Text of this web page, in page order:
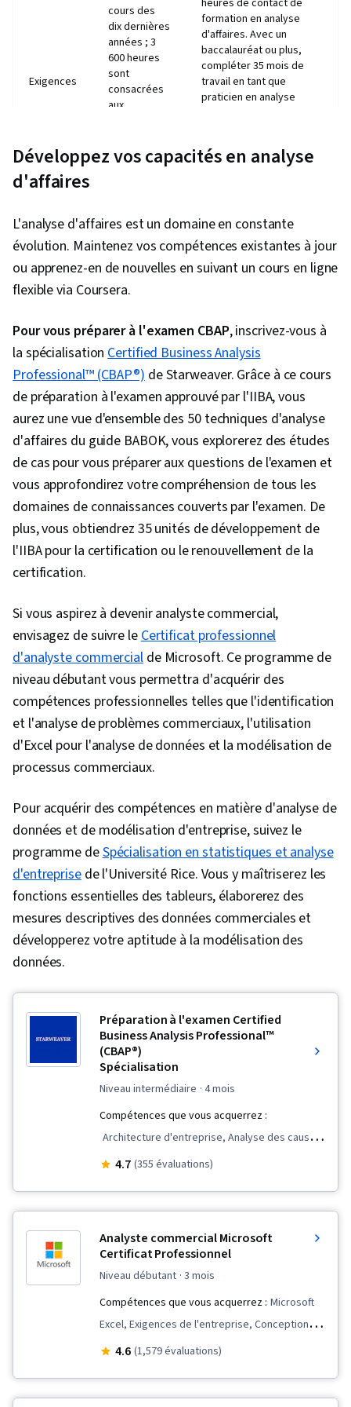
projet, Stratégies de communication,
Engagement des parties prenantes,
Atténuation des risques, Planification de la
communication, Gestion des risques liés aux
projets, Analyse des risques, Communication,
Stratégies technologiques, Analyse, Analyse
besoins des utilisateurs, Expression orale,
Looker (Logiciel), Conception du projet, Logiciel
d'analyse de données, Analyse opérationnelle,
Méthodologie agile, Modélisation des données,
Exigences
cours des
dix dernières
années ; 3
600 heures
sont
consacrées
aux
combinés ;
35 heures de
dernières
années.
heures de contact de
formation en analyse
d'affaires. Avec un
baccalauréat ou plus,
compléter 35 mois de
travail en tant que
praticien en analyse
formation en analyse
d'affaires. Pour les deux
avoir eu lieu au cours des
8 dernières années.
Examen
120
choix
3,5 heures.
200 questions à choix
Frais
d'examen
Membre :
membre :
505 USD
Membre : 405 USD Non-
membre : 555 USD [5
Développez vos capacités en analyse
d'affaires
L'analyse d'affaires est un domaine en constante
évolution. Maintenez vos compétences existantes à jour
ou apprenez-en de nouvelles en suivant un cours en ligne
flexible via Coursera.
Pour vous préparer à l'examen CBAP, inscrivez-vous à
la spécialisationCertified Business Analysis
Professional™ (CBAP®)de Starweaver. Grâce à ce cours
de préparation à l'examen approuvé par l'IIBA, vous
aurez une vue d'ensemble des 50 techniques d'analyse
d'affaires du guide BABOK, vous explorerez des études
de cas pour vous préparer aux questions de l'examen et
vous approfondirez votre compréhension de tous les
domaines de connaissances couverts par l'examen. De
plus, vous obtiendrez 35 unités de développement de
l'IIBA pour la certification ou le renouvellement de la
certification.
Si vous aspirez à devenir analyste commercial,
envisagez de suivre leCertificat professionnel
d'analyste commercialde Microsoft. Ce programme de
niveau débutant vous permettra d'acquérir des
compétences professionnelles telles que l'identification
et l'analyse de problèmes commerciaux, l'utilisation
d'Excel pour l'analyse de données et la modélisation de
processus commerciaux.
Pour acquérir des compétences en matière d'analyse de
données et de modélisation d'entreprise, suivez le
programme deSpécialisation en statistiques et analyse
d'entreprisede l'Université Rice. Vous y maîtriserez les
fonctions essentielles des tableurs, élaborerez des
mesures descriptives des données commerciales et
développerez votre aptitude à la modélisation des
données.
Préparation à l'examen Certified
Business Analysis Professional™
(CBAP®)
Spécialisation
niveau intermédiaire · 4 mois
Compétences que vous acquerrez :
Architecture d'entreprise, Analyse des causes
profondes, Engagement des parties prenantes,
concurrentielle, Stratégie commerciale,
Gestion des processus, Gestion des processus
d'entreprise, Planification stratégique,
Compétences en matière d'entretien,
Communication avec les parties prenantes,
4.7 (355 évaluations)
Analyste commercial Microsoft
Certificat Professionnel
niveau débutant · 3 mois
Compétences que vous acquerrez : Microsoft
Excel, Exigences de l'entreprise, Conception de
diagrammes, Engagement des parties
4.6 (1,579 évaluations)